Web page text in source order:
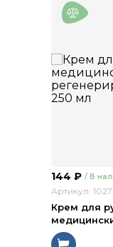
144 ₽ / В
Артикул:
Крем для